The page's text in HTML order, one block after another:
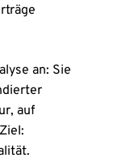
an: Sie
auf